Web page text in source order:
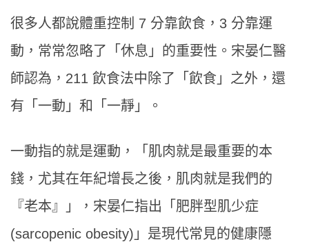
很多人都說體重控制 7 分靠飲食，3 分靠運
動，常常忽略了「休息」的重要性。宋晏仁醫
師認為，211 飲食法中除了「飲食」之外，還
有「一動」和「一靜」。
一動指的就是運動，「肌肉就是最重要的本
錢，尤其在年紀增長之後，肌肉就是我們的
『老本』」，宋晏仁指出「肥胖型肌少症
(sarcopenic obesity)」是現代常見的健康隱